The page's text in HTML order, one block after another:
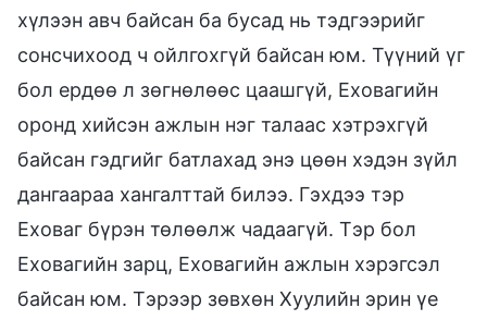
хүлээн авч байсан ба бусад нь тэдгээрийг
сонсчихоод ч ойлгохгүй байсан юм. Түүний үг
бол ердөө л зөгнөлөөс цаашгүй, Еховагийн
оронд хийсэн ажлын нэг талаас хэтрэхгүй
байсан гэдгийг батлахад энэ цөөн хэдэн зүйл
дангаараа хангалттай билээ. Гэхдээ тэр
Еховаг бүрэн төлөөлж чадаагүй. Тэр бол
Еховагийн зарц, Еховагийн ажлын хэрэгсэл
байсан юм. Тэрээр зөвхөн Хуулийн эрин үе